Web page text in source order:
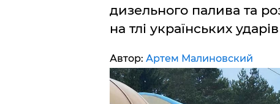
дизельного палива та
на тлі українських
Автор: Артем Малиновский